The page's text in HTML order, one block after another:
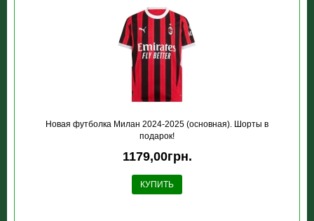
Новая футболка Милан 2024-2025 (основная). Шорты в
подарок!
1179,00грн.
КУПИТЬ